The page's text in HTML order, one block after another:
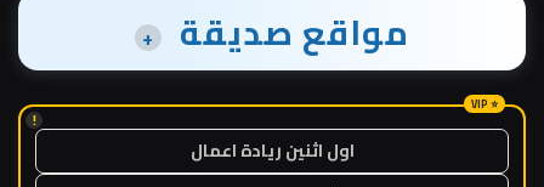
مواقع صديقة +
!
اول اثنين ريادة اعمال